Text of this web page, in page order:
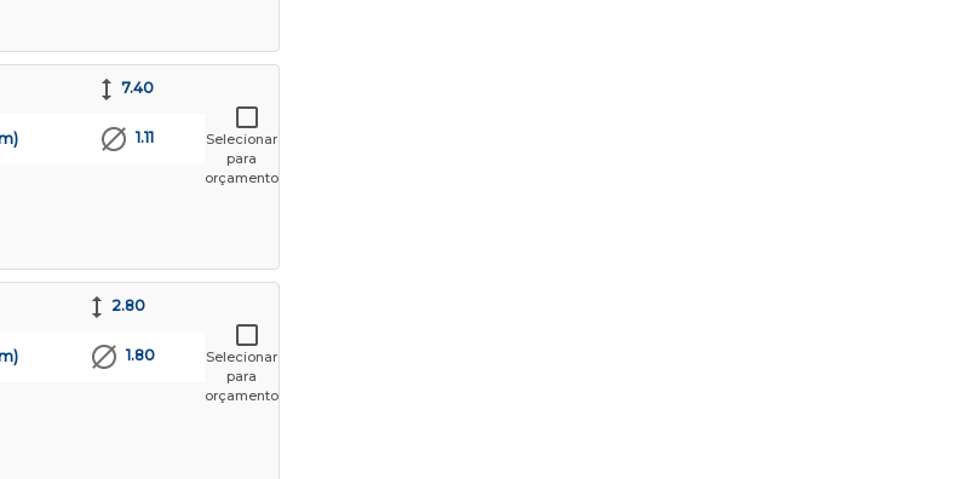
7.40
1.11
Selecionar
para
orçamento
2.80
1.80
Selecionar
para
orçamento